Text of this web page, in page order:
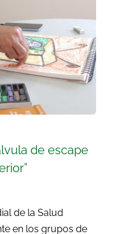
de escape
de la Salud
en los grupos de